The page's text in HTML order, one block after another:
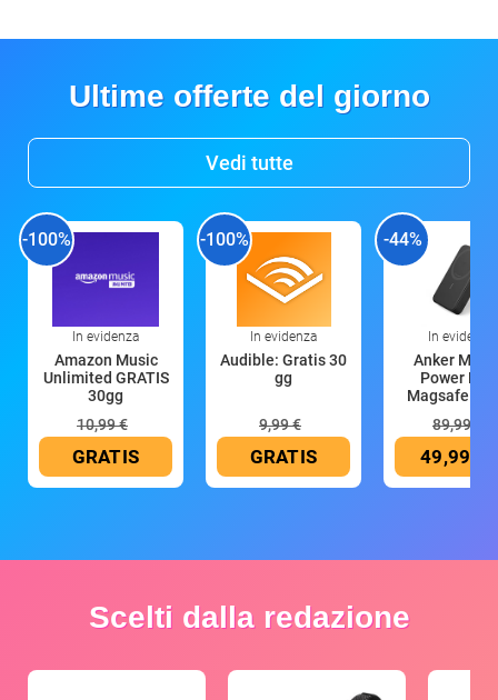
Ultime offerte del giorno
Vedi tutte
-100%
In evidenza
Amazon Music
Unlimited GRATIS
30gg
10,99 €
GRATIS
-100%
In evidenza
Audible: Gratis 30
gg
9,99 €
GRATIS
-44%
In evidenza
Anker
Power
Magsafe
89,99 €
49,99 €
Scelti dalla redazione